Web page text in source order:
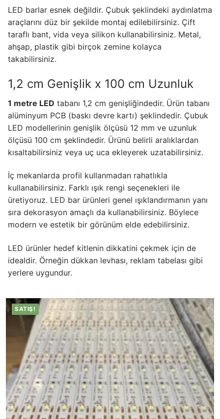
İç Mekan LED Driver
Dış Mekan LED Driver
DMX BİLGİ
Cephe Animasyon LEDLine Serisi
Cephe Animasyon DOTLED Serisi
Cephe Animasyon WallWasher Serisi
KATALOG
İLETİŞİM & SİPARİŞ
HAKKIMIZDA
SSS
Turkish
German
Russian
Arabic
French
LED barlar esnek değildir. Çubuk şeklindeki aydınlatma
araçlarını düz bir şekilde montaj edilebilirsiniz. Çift
taraflı bant, vida veya silikon kullanabilirsiniz. Metal,
ahşap, plastik gibi birçok zemine kolayca
takabilirsiniz.
1,2 cm Genişlik x 100 cm Uzunluk
1 metre LED tabanı 1,2 cm genişliğindedir. Ürün tabanı
alüminyum PCB (baskı devre kartı) şeklindedir. Çubuk
LED modellerinin genişlik ölçüsü 12 mm ve uzunluk
ölçüsü 100 cm şeklindedir. Ürünü belirli aralıklardan
kısaltabilirsiniz veya uç uca ekleyerek uzatabilirsiniz.
İç mekanlarda profil kullanmadan rahatlıkla
kullanabilirsiniz. Farklı ışık rengi seçenekleri ile
üretiyoruz. LED bar ürünleri genel ışıklandırmanın yanı
sıra dekorasyon amaçlı da kullanabilirsiniz. Böylece
modern ve estetik bir görünüm elde edebilirsiniz.
LED ürünler hedef kitlenin dikkatini çekmek için de
idealdir. Örneğin dükkan levhası, reklam tabelası gibi
yerlere uygundur.
SATIŞ!